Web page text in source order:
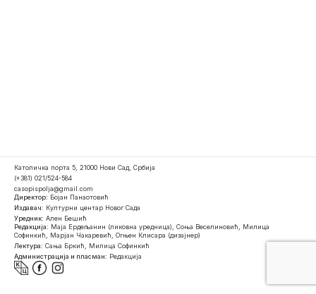
Католичка порта 5, 21000 Нови Сад, Србија
(+381) 021/524-584
casopispolja@gmail.com
Директор: Бојан Панаотовић
Издавач: Културни центар Новог Сада
Уредник: Ален Бешић
Редакција: Маја Ердељанин (ликовна уредница), Соња Веселиновић, Милица
Софинкић, Марјан Чакаревић, Огњен Клисара (дизајнер)
Лектура: Сања Бркић, Милица Софинкић
Администрација и пласман: Редакција